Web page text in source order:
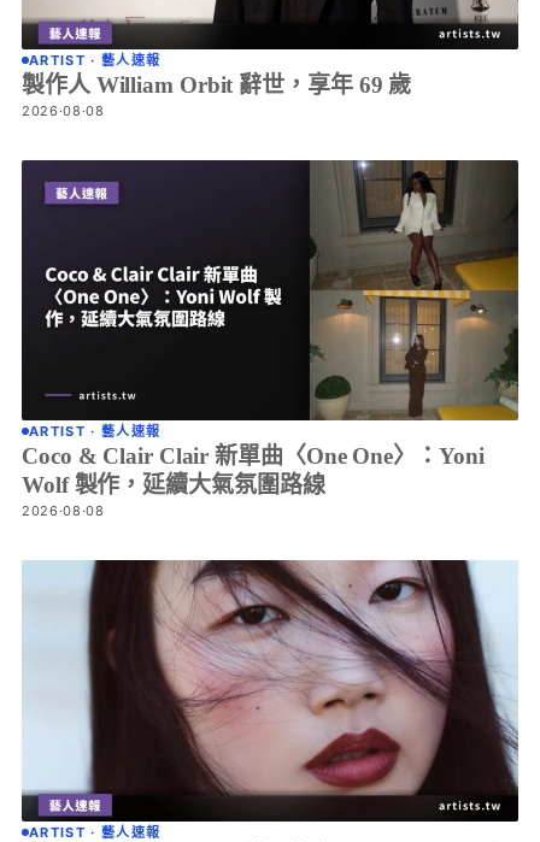
ARTIST · 藝人速報
製作人 William Orbit 辭世，享年 69 歲
2026·08·08
ARTIST · 藝人速報
Coco & Clair Clair 新單曲〈One One〉：Yoni
Wolf 製作，延續大氣氛圍路線
2026·08·08
ARTIST · 藝人速報